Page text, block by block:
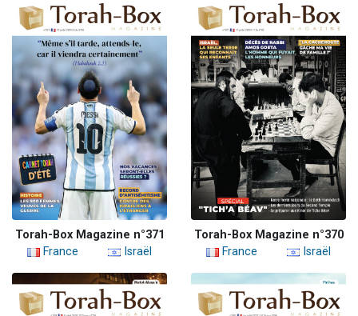
Torah-Box Magazine n°371
France
Israël
Torah-Box Magazine n°370
France
Israël